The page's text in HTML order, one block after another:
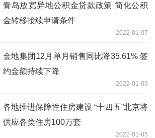
青岛放宽异地公积金贷款政策 简化公积
金转移接续申请条件
2022-01-07
金地集团12月单月销售同比降35.61% 签
约金额持续下降
2022-01-06
各地推进保障性住房建设 “十四五”北京将
供应各类住房100万套
2022-01-05